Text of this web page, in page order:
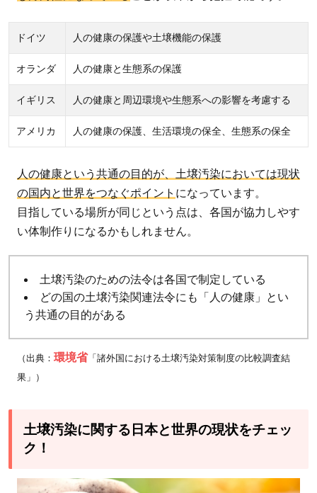
ドイツ 人の健康の保護や土壌機能の保護
オランダ 人の健康と生態系の保護
イギリス 人の健康と周辺環境や生態系への影響を考慮する
アメリカ 人の健康の保護、生活環境の保全、生態系の保全
人の健康という共通の目的が、土壌汚染においては現状
の国内と世界をつなぐポイント になっています。
目指している場所が同じという点は、各国が協力しやす
い体制作りになるかもしれません。
土壌汚染のための法令は各国で制定している
どの国の土壌汚染関連法令にも「人の健康」とい
う共通の目的がある
（出典： 環境省「諸外国における土壌汚染対策制度の比較調査結
果」）
土壌汚染に関する日本と世界の現状をチェッ
ク！